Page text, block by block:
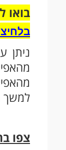
בואו
למשך
צפו